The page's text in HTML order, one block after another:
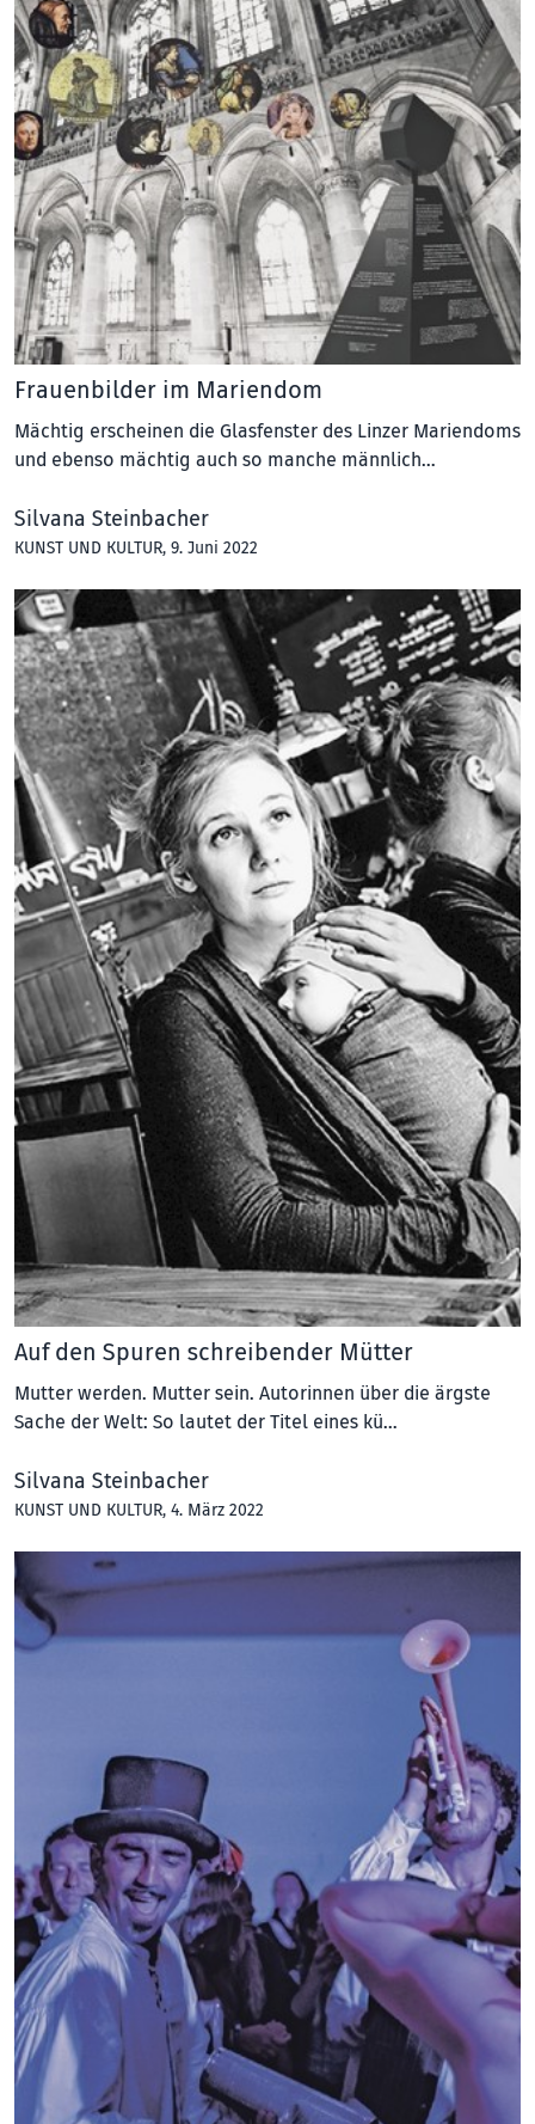
Frauenbilder im Mariendom
Mächtig erscheinen die Glasfenster des Linzer Mariendoms
und ebenso mächtig auch so manche männlich…
Silvana Steinbacher
KUNST UND KULTUR, 9. Juni 2022
Auf den Spuren schreibender Mütter
Mutter werden. Mutter sein. Autorinnen über die ärgste
Sache der Welt: So lautet der Titel eines kü…
Silvana Steinbacher
KUNST UND KULTUR, 4. März 2022